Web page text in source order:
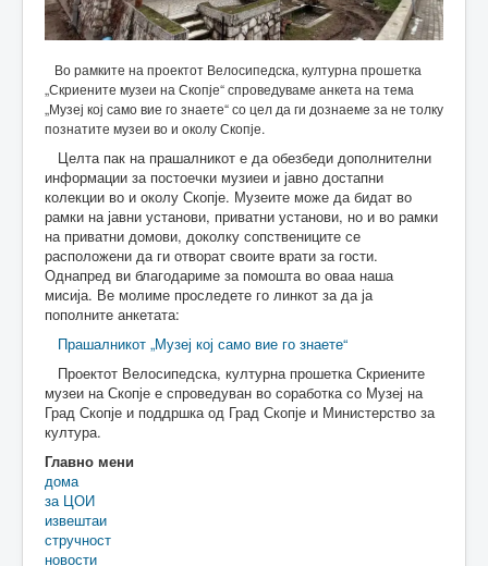
Во рамките на проектот Велосипедска, културна прошетка
„Скриените музеи на Скопје“ спроведуваме анкета на тема
„Музеј кој само вие го знаете“ со цел да ги дознаеме за не толку
познатите музеи во и околу Скопје.
Целта пак на прашалникот е да обезбеди дополнителни
информации за постоечки музиеи и јавно достапни
колекции во и околу Скопје. Музеите може да бидат во
рамки на јавни установи, приватни установи, но и во рамки
на приватни домови, доколку сопствениците се
расположени да ги отворат своите врати за гости.
Однапред ви благодариме за помошта во оваа наша
мисија. Ве молиме проследете го линкот за да ја
пополните анкетата:
Прашалникот „Музеј кој само вие го знаете“
Проектот Велосипедска, културна прошетка Скриените
музеи на Скопје е спроведуван во соработка со Музеј на
Град Скопје и поддршка од Град Скопје и Министерство за
култура.
Главно мени
дома
за ЦОИ
извештаи
стручност
новости